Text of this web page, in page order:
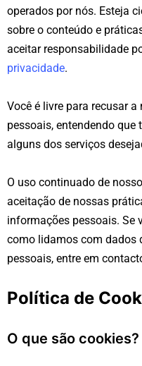
operados por nós. Esteja
sobre o conteúdo e
aceitar responsabilidade
privacidade.
Você é livre para recusar
pessoais, entendendo
alguns dos serviços
O uso continuado de
aceitação de nossas
informações pessoais. Se
como lidamos com dados
pessoais, entre em
Política de
O que são cookies?